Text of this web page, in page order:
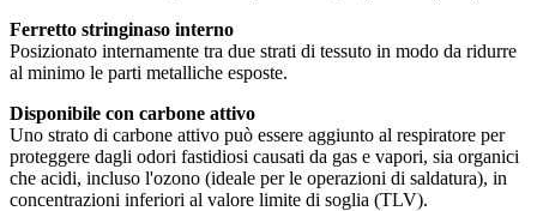
Ferretto stringinaso interno
Posizionato internamente tra due strati di tessuto in modo da ridurre
al minimo le parti metalliche esposte.
Disponibile con carbone attivo
Uno strato di carbone attivo può essere aggiunto al respiratore per
proteggere dagli odori fastidiosi causati da gas e vapori, sia organici
che acidi, incluso l'ozono (ideale per le operazioni di saldatura), in
concentrazioni inferiori al valore limite di soglia (TLV).